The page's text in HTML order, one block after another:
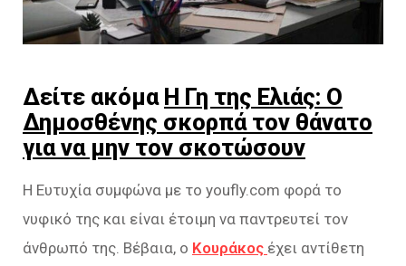
Δείτε ακόμα Η Γη της Ελιάς: Ο
Δημοσθένης σκορπά τον θάνατο
για να μην τον σκοτώσουν
Η Ευτυχία συμφώνα με το youfly.com φορά το
νυφικό της και είναι έτοιμη να παντρευτεί τον
άνθρωπό της. Βέβαια, ο Κουράκος έχει αντίθετη